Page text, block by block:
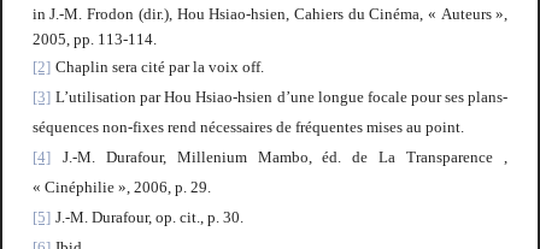
in J.-M. Frodon (dir.), Hou Hsiao-hsien , Cahiers du Cinéma, « Auteurs »,
2005, pp. 113-114.
[2] Chaplin sera cité par la voix off.
[3] L’utilisation par Hou Hsiao-hsien d’une longue focale pour ses plans-
séquences non-fixes rend nécessaires de fréquentes mises au point.
[4]
J.-M. Durafour, Millenium Mambo , éd. de La Transparence ,
« Cinéphilie », 2006, p. 29.
[5] J.-M. Durafour, op. cit., p. 30.